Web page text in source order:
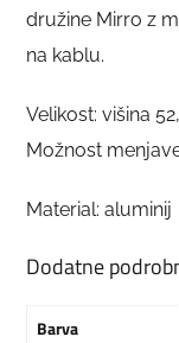
družine Mirro z
na kablu.
Velikost: višina
Možnost
Material: aluminij
Dodatne
Barva